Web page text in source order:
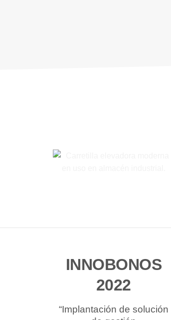
INNOBONOS
2022
“Implantación de solución